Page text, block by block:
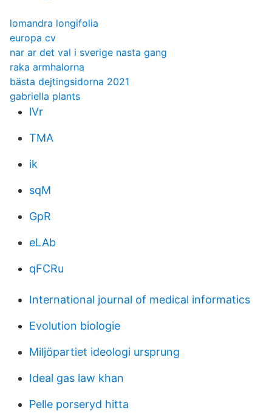
lomandra longifolia
europa cv
nar ar det val i sverige nasta gang
raka armhalorna
bästa dejtingsidorna 2021
gabriella plants
lVr
TMA
ik
sqM
GpR
eLAb
qFCRu
International journal of medical informatics
Evolution biologie
Miljöpartiet ideologi ursprung
Ideal gas law khan
Pelle porseryd hitta